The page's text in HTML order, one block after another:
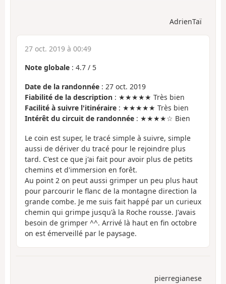
AdrienTaï
27 oct. 2019 à 00:49
Note globale : 4.7 / 5
Date de la randonnée : 27 oct. 2019
Fiabilité de la description : ★★★★★ Très bien
Facilité à suivre l'itinéraire : ★★★★★ Très bien
Intérêt du circuit de randonnée : ★★★★☆ Bien
Le coin est super, le tracé simple à suivre, simple
aussi de dériver du tracé pour le rejoindre plus
tard. C'est ce que j'ai fait pour avoir plus de petits
chemins et d'immersion en forêt.
Au point 2 on peut aussi grimper un peu plus haut
pour parcourir le flanc de la montagne direction la
grande combe. Je me suis fait happé par un curieux
chemin qui grimpe jusqu'à la Roche rousse. J'avais
besoin de grimper ^^. Arrivé là haut en fin octobre
on est émerveillé par le paysage.
pierregianese